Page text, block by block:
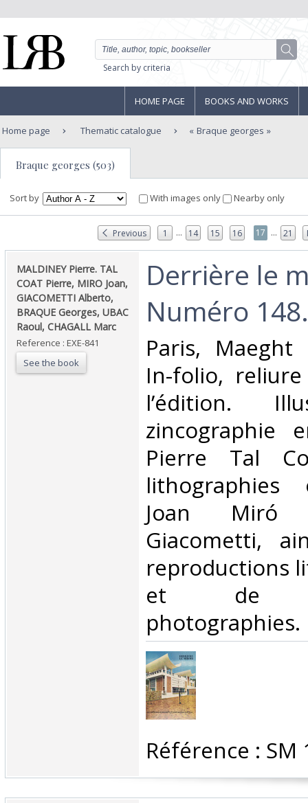
Search by criteria
HOME PAGE BOOKS AND WORKS
Home page Thematic catalogue Braque georges
Braque georges (503)
Sort by With images only Nearby only
Previous 1 ... 14 15 16 17 ... 21
‎MALDINEY Pierre. TAL
COAT Pierre, MIRO Joan,
GIACOMETTI Alberto,
BRAQUE Georges, UBAC
Raoul, CHAGALL Marc ‎
Reference : EXE-841
See the book
‎Derrière le
Numéro 148.‎
‎Paris, Maeght
In-folio,
l’édition.
zincographie
Pierre Tal
lithographies
Joan Miró
Giacometti,
reproductions
et de
photographies. ‎
‎Référence : SM